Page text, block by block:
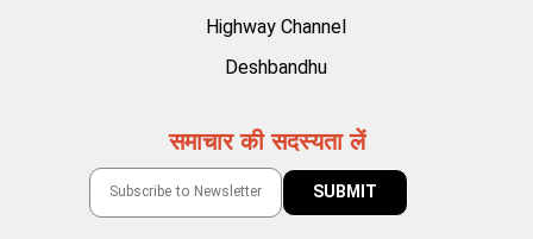
Highway Channel
Deshbandhu
समाचार की सदस्यता लें